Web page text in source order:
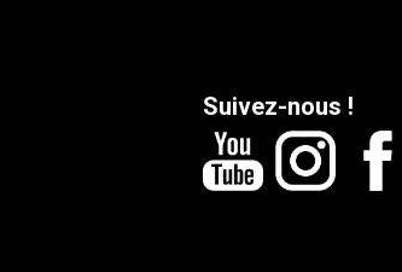
Suivez-nous !